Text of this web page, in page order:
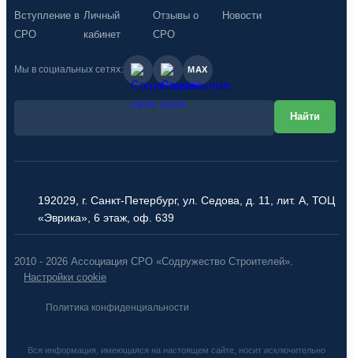
Вступление в
СРО
Личный
кабинет
Отзывы о
СРО
Новости
Мы в социальных сетях: MAX
192029, г. Санкт-Петербург, ул. Седова, д. 11, лит. А, ТОЦ
«Эврика», 6 этаж, оф. 639
2010 - 2026 Ассоциация СРО «Содружество Строителей».
Настройки cookie
Политика конфиденциальности
Вся информация, имеющаяся на настоящем сайте, носит исключительно